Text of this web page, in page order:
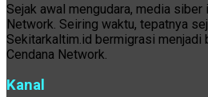
Sejak awal mengudara, media siber
Network. Seiring waktu, tepatnya
Sekitarkaltim.id bermigrasi menjadi
Cendana Network.
Kanal